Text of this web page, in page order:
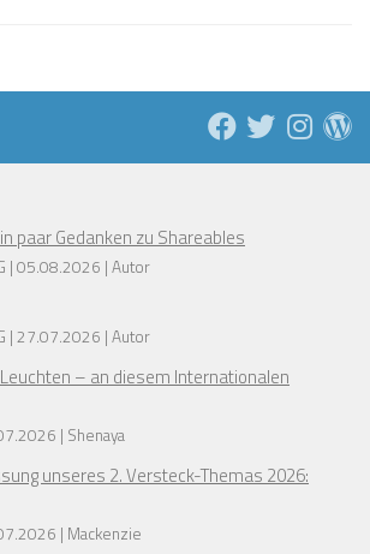
❅
paar Gedanken zu Shareables
05.08.2026 Autor
27.07.2026 Autor
– an diesem Internationalen
Shenaya
unseres 2. Versteck-Themas 2026:
Mackenzie